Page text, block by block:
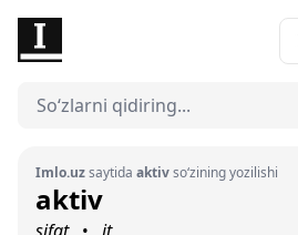
Imlo.uzsaytida aktivso‘zining yozilishi
aktiv